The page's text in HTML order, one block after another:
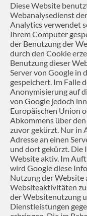
Diese Website
Webanalysedienst
Analytics verwendet
Ihrem Computer
der Benutzung der
durch den Cookie
Benutzung dieser
Server von Google in
gespeichert. Im Falle
Anonymisierung auf
von Google jedoch
Europäischen Union
Abkommens über
zuvor gekürzt. Nur in
Adresse an einen
und dort gekürzt. Die
Website aktiv. Im
wird Google diese
Nutzung der Website
Websiteaktivitäten
der Websitenutzung
Dienstleistungen